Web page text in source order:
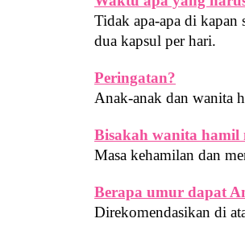
Tidak apa-apa di kapan
dua kapsul per hari.
Peringatan?
Anak-anak dan wanita
Bisakah wanita hamil
Masa kehamilan dan
Berapa umur dapat
Direkomendasikan di